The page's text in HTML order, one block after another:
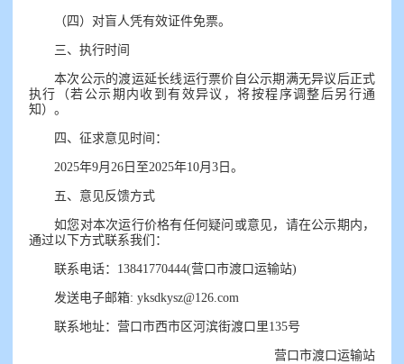
（四）对盲人凭有效证件免票。
三、执行时间
本次公示的渡运延长线运行票价自公示期满无异议后正式
执行（若公示期内收到有效异议，将按程序调整后另行通
知）。
四、征求意见时间：
2025年9月26日至2025年10月3日。
五、意见反馈方式
如您对本次运行价格有任何疑问或意见，请在公示期内，
通过以下方式联系我们：
联系电话：13841770444(营口市渡口运输站)
发送电子邮箱: yksdkysz@126.com
联系地址：营口市西市区河滨街渡口里135号
营口市渡口运输站